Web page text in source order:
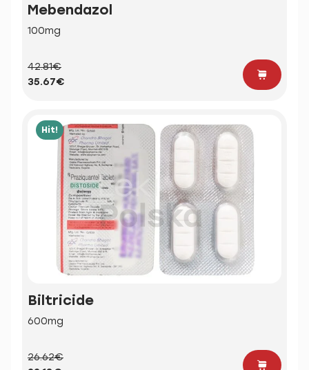
Mebendazol
100mg
42.81€
35.67€
Hit!
Biltricide
600mg
26.62€